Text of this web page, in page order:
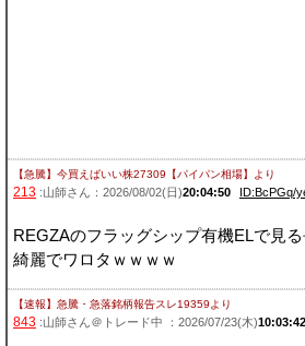
【急騰】今買えばいい株27309【パイパン相場】 より
213 :山師さん：2026/08/02(日)20:04:50 ID:BcPGq/
REGZAのフラッグシップ有機ELで見
綺麗でワロタｗｗｗｗ
【速報】急騰・急落銘柄報告スレ19359 より
843 :山師さん＠トレード中 ：2026/07/23(木)10:03:42